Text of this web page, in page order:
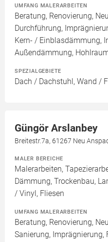
UMFANG MALERARBEITEN
Beratung, Renovierung,
Durchführung,
Kern- / Einblasdämmung,
Außendämmung,
SPEZIALGEBIETE
Dach / Dachstuhl, Wand /
Güngör Arslanbey
Breitestr.7a, 61267 Neu
MALER BEREICHE
Malerarbeiten,
Dämmung, Trockenbau,
/ Vinyl, Fliesen
UMFANG MALERARBEITEN
Beratung, Renovierung,
Sanierung,